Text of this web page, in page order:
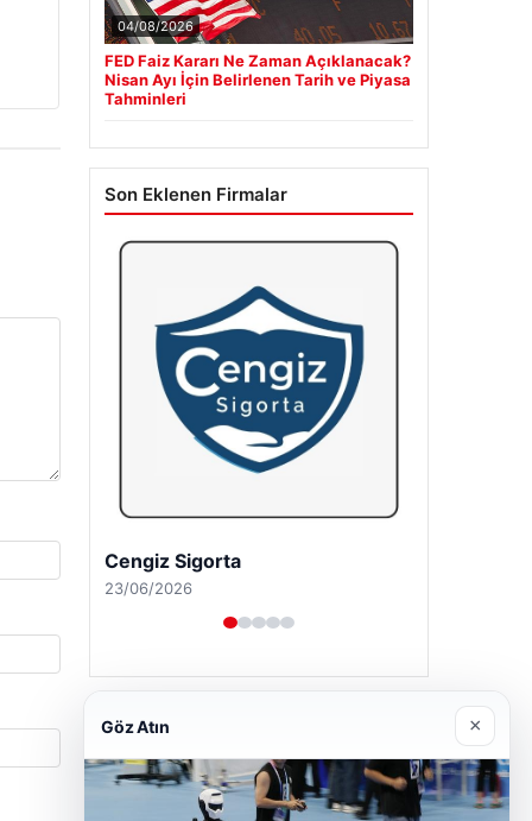
04/08/2026
FED Faiz Kararı Ne Zaman Açıklanacak?
Nisan Ayı İçin Belirlenen Tarih ve Piyasa
Tahminleri
Son Eklenen Firmalar
Hastaş Beton
26/05/2026
Göz Atın ×